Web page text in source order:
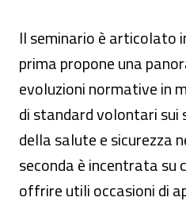
Il seminario è articolato
prima propone una
evoluzioni normative in
di standard volontari sui
della salute e sicurezza
seconda è incentrata su
offrire utili occasioni di